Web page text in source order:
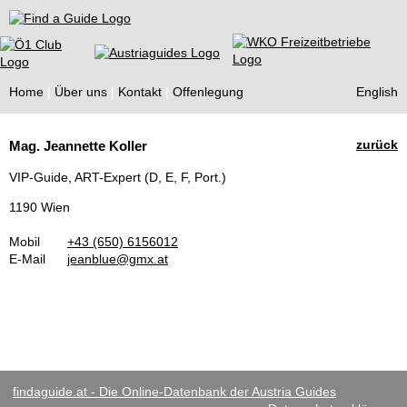
Find a Guide
Home Über uns Kontakt Offenlegung English
Guides
zurück
Mag. Jeannette Koller
VIP-Guide, ART-Expert (D, E, F, Port.)
1190 Wien
Mobil
+43 (650) 6156012
E-Mail
jeanblue@gmx.at
findaguide.at - Die Online-Datenbank der Austria Guides